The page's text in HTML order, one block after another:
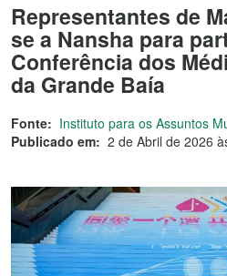
Representantes de
se a Nansha para
Conferência dos
da Grande Baía
Fonte: Instituto para os Assuntos
Publicado em: 2 de Abril de 2026